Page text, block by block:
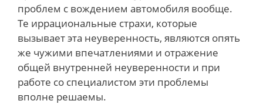
проблем с вождением автомобиля вообще.
Те иррациональные страхи, которые
вызывает эта неуверенность, являются опять
же чужими впечатлениями и отражение
общей внутренней неуверенности и при
работе со специалистом эти проблемы
вполне решаемы.